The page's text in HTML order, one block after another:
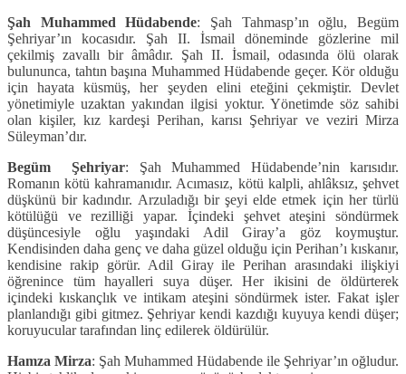
Şah Muhammed Hüdabende: Şah Tahmasp’ın oğlu, Begüm
Şehriyar’ın kocasıdır. Şah II. İsmail döneminde gözlerine mil
çekilmiş zavallı bir âmâdır. Şah II. İsmail, odasında ölü olarak
bulununca, tahtın başına Muhammed Hüdabende geçer. Kör olduğu
için hayata küsmüş, her şeyden elini eteğini çekmiştir. Devlet
yönetimiyle uzaktan yakından ilgisi yoktur. Yönetimde söz sahibi
olan kişiler, kız kardeşi Perihan, karısı Şehriyar ve veziri Mirza
Süleyman’dır.
Begüm Şehriyar: Şah Muhammed Hüdabende’nin karısıdır.
Romanın kötü kahramanıdır. Acımasız, kötü kalpli, ahlâksız, şehvet
düşkünü bir kadındır. Arzuladığı bir şeyi elde etmek için her türlü
kötülüğü ve rezilliği yapar. İçindeki şehvet ateşini söndürmek
düşüncesiyle oğlu yaşındaki Adil Giray’a göz koymuştur.
Kendisinden daha genç ve daha güzel olduğu için Perihan’ı kıskanır,
kendisine rakip görür. Adil Giray ile Perihan arasındaki ilişkiyi
öğrenince tüm hayalleri suya düşer. Her ikisini de öldürterek
içindeki kıskançlık ve intikam ateşini söndürmek ister. Fakat işler
planlandığı gibi gitmez. Şehriyar kendi kazdığı kuyuya kendi düşer;
koruyucular tarafından linç edilerek öldürülür.
Hamza Mirza: Şah Muhammed Hüdabende ile Şehriyar’ın oğludur.